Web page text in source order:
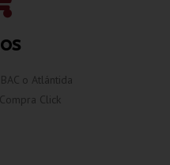
o Atlántida
Click